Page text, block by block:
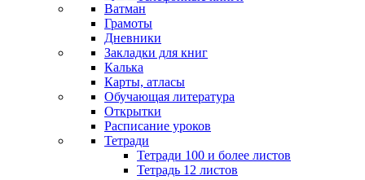
Ватман
Грамоты
Дневники
Закладки для книг
Калька
Карты, атласы
Обучающая литература
Открытки
Расписание уроков
Тетради
Тетради 100 и более листов
Тетрадь 12 листов